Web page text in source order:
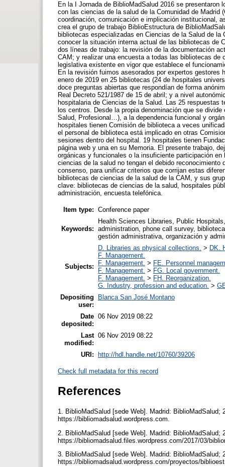
En la I Jornada de BiblioMadSalud 2016 se
con las ciencias de la salud de la Comunidad de Madrid
coordinación, comunicación e implicación institucional,
crea el grupo de trabajo BiblioEstructura de
bibliotecas especializadas en Ciencias de la Salud de
conocer la situación interna actual de las bibliotecas de
dos líneas de trabajo: la revisión de la documentación
CAM; y realizar una encuesta a todas las bibliotecas
legislativa existente en vigor que establece el
En la revisión fuimos asesorados por expertos
enero de 2019 en 25 bibliotecas (24 de hospitales
doce preguntas abiertas que respondían de forma
Real Decreto 521/1987 de 15 de abril; y a nivel
hospitalaria de Ciencias de la Salud. Las 25 respuestas
los centros. Desde la propia denominación que se
Salud, Profesional…), a la dependencia funcional y
hospitales tienen Comisión de biblioteca a veces
el personal de biblioteca está implicado en otras
sesiones dentro del hospital. 19 hospitales tienen
página web y una en su Memoria. El presente trabajo,
orgánicas y funcionales o la insuficiente participación
ciencias de la salud no tengan el debido
consenso, para unificar criterios que corrijan estas
bibliotecas de ciencias de la salud de la CAM, y sus
clave: bibliotecas de ciencias de la salud, hospitales
administración, encuesta telefónica.
Item type: Conference paper
Keywords:
Health Sciences Libraries, Public
administration, phone call survey,
gestión administrativa, organización y
Subjects:
D. Libraries as physical collections. > DK.
F. Management.
F. Management. > FE. Personnel
F. Management. > FG. Local government.
F. Management. > FH. Reorganization.
G. Industry, profession and education. >
Depositing
user:
Blanca San José Montano
Date
deposited:
06 Nov 2019 08:22
Last
modified:
06 Nov 2019 08:22
URI: http://hdl.handle.net/10760/39206
Check full metadata for this record
References
1. BiblioMadSalud [sede Web]. Madrid:
https://bibliomadsalud.wordpress.com.
2. BiblioMadSalud [sede Web]. Madrid:
https://bibliomadsalud.files.wordpress.com/2017/03/
3. BiblioMadSalud [sede Web]. Madrid:
https://bibliomadsalud.wordpress.com/proyectos/